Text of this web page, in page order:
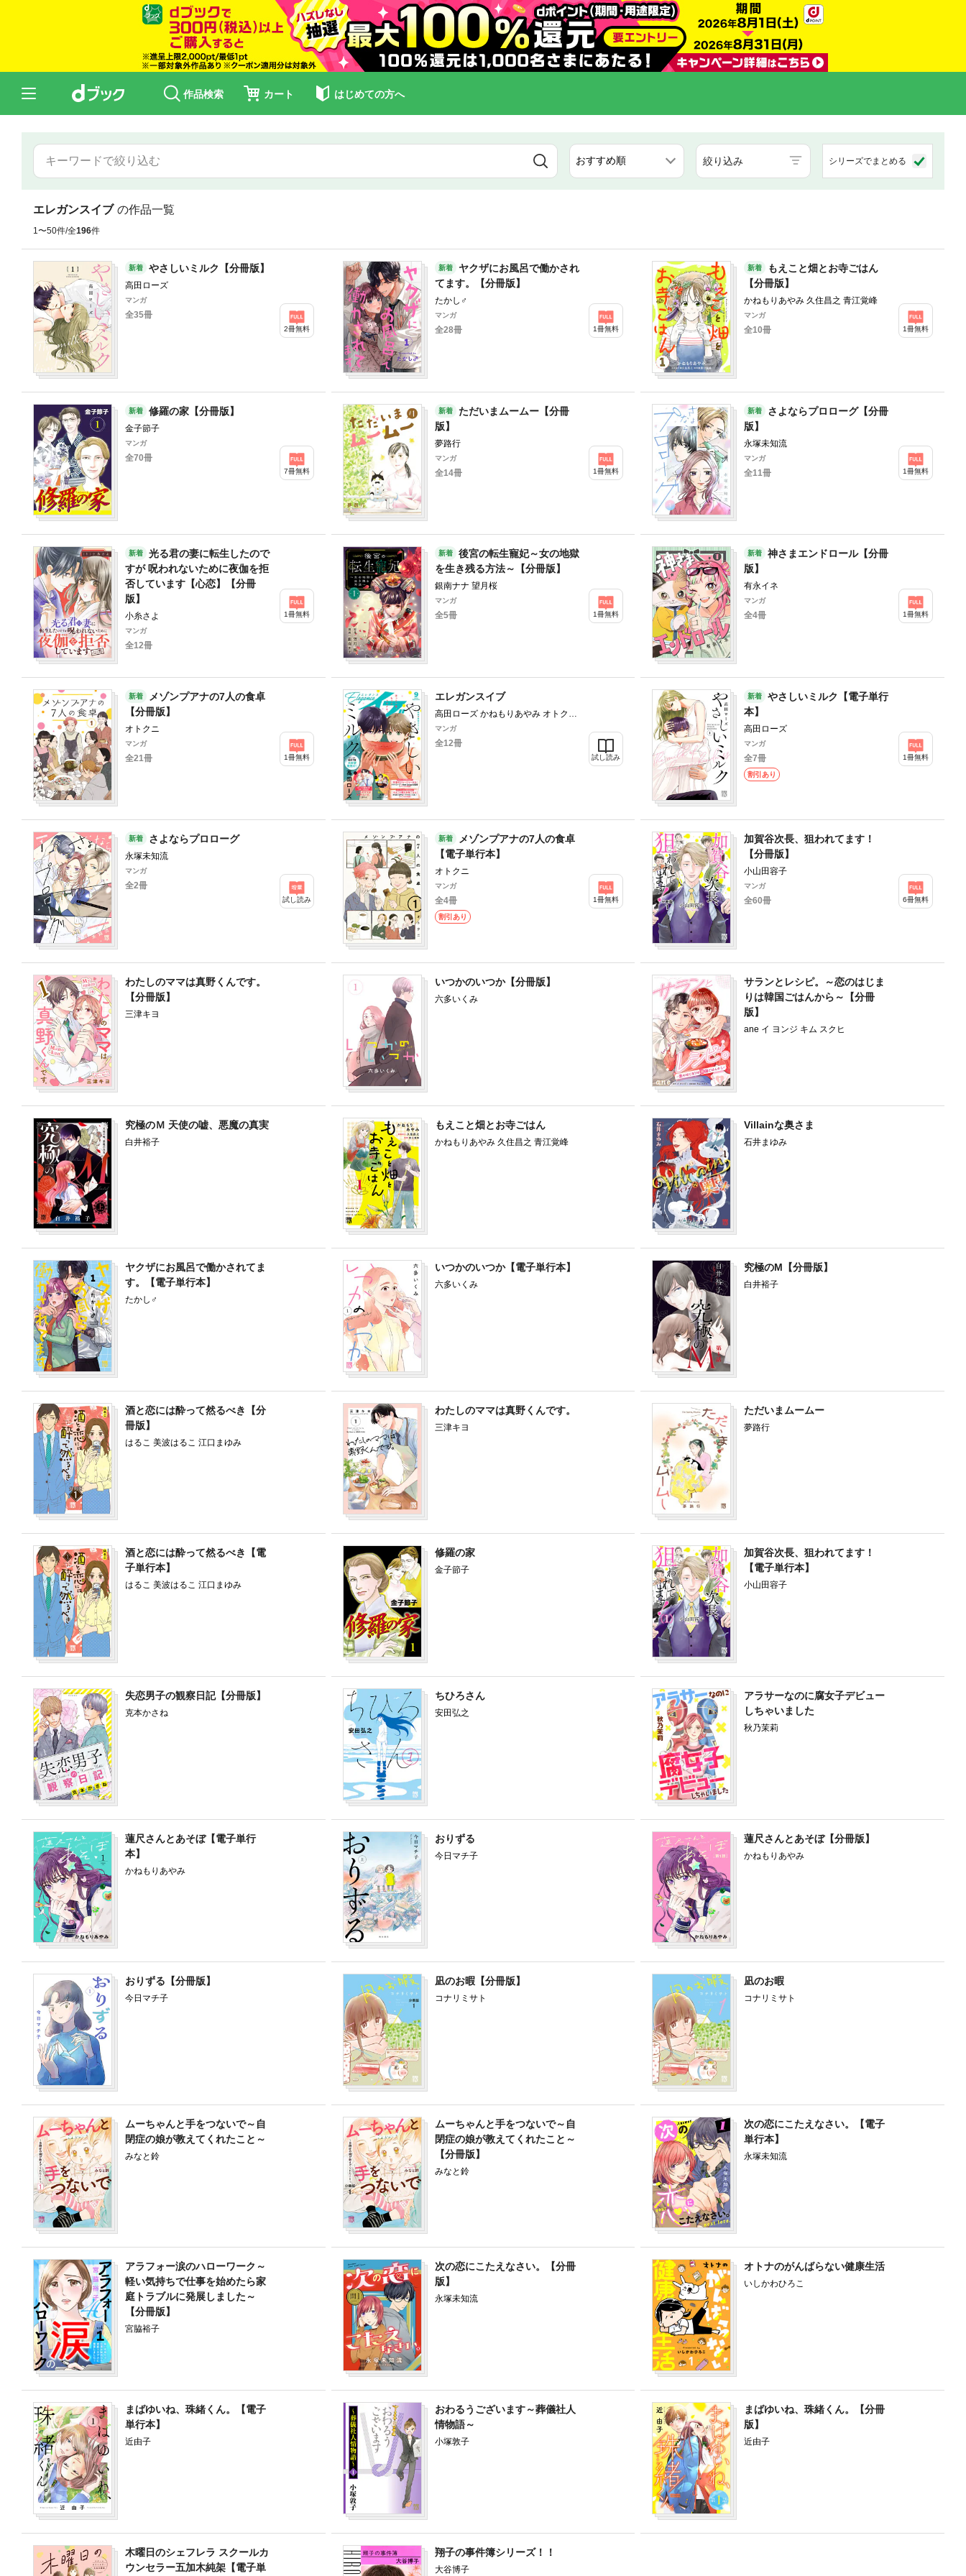
作品検索 カート はじめての方へ
絞り込み シリーズでまとめる
エレガンスイブ の作品一覧
1〜50件/全196件
新着 やさしいミルク【分冊版】
高田ローズ
マンガ
全35冊
2冊無料
新着
ヤクザにお風呂で働かされ
てます。【分冊版】
たかし♂
マンガ
全28冊 1冊無料
新着
もえこと畑とお寺ごはん
【分冊版】
かねもりあやみ 久住昌之 青江覚峰
マンガ
全10冊 1冊無料
新着 修羅の家【分冊版】
金子節子
マンガ
全70冊
7冊無料
新着
ただいまムームー【分冊
版】
夢路行
マンガ
全14冊 1冊無料
新着
さよならプロローグ【分冊
版】
永塚未知流
マンガ
全11冊 1冊無料
新着
光る君の妻に転生したので
すが 呪われないために夜伽を拒
否しています【心恋】【分冊
版】
小糸さよ
マンガ
全12冊
1冊無料
新着
後宮の転生寵妃～女の地獄
を生き残る方法～【分冊版】
銀南ナナ 望月桜
マンガ
全5冊 1冊無料
新着
神さまエンドロール【分冊
版】
有永イネ
マンガ
全4冊 1冊無料
新着
メゾンプアナの7人の食卓
【分冊版】
オトクニ
マンガ
全21冊 1冊無料
エレガンスイブ
高田ローズ かねもりあやみ オトクニ
いしかわひろこ 三津キヨ 増岡 たかし
♂ 有永イネ 小山田容子 ane 永塚未知
マンガ
全12冊
試し読み
新着
やさしいミルク【電子単行
本】
高田ローズ
マンガ
全7冊
割引あり
1冊無料
新着 さよならプロローグ
永塚未知流
マンガ
全2冊
試し読み
新着
メゾンプアナの7人の食卓
【電子単行本】
オトクニ
マンガ
全4冊
割引あり
1冊無料
加賀谷次長、狙われてます！
【分冊版】
小山田容子
マンガ
全60冊 6冊無料
わたしのママは真野くんです。
【分冊版】
三津キヨ
いつかのいつか【分冊版】
六多いくみ
サランとレシピ。～恋のはじま
りは韓国ごはんから～【分冊
版】
ane イ ヨンジ キム スクヒ
究極のＭ 天使の嘘、悪魔の真実
白井裕子
もえこと畑とお寺ごはん
かねもりあやみ 久住昌之 青江覚峰
Villainな奥さま
石井まゆみ
ヤクザにお風呂で働かされてま
す。【電子単行本】
たかし♂
いつかのいつか【電子単行本】
六多いくみ
究極のM【分冊版】
白井裕子
酒と恋には酔って然るべき【分
冊版】
はるこ 美波はるこ 江口まゆみ
わたしのママは真野くんです。
三津キヨ
ただいまムームー
夢路行
酒と恋には酔って然るべき【電
子単行本】
はるこ 美波はるこ 江口まゆみ
修羅の家
金子節子
加賀谷次長、狙われてます！
【電子単行本】
小山田容子
失恋男子の観察日記【分冊版】
克本かさね
ちひろさん
安田弘之
アラサーなのに腐女子デビュー
しちゃいました
秋乃茉莉
蓮尺さんとあそぼ【電子単行
本】
かねもりあやみ
おりずる
今日マチ子
蓮尺さんとあそぼ【分冊版】
かねもりあやみ
おりずる【分冊版】
今日マチ子
凪のお暇【分冊版】
コナリミサト
凪のお暇
コナリミサト
ムーちゃんと手をつないで～自
閉症の娘が教えてくれたこと～
みなと鈴
ムーちゃんと手をつないで～自
閉症の娘が教えてくれたこと～
【分冊版】
みなと鈴
次の恋にこたえなさい。【電子
単行本】
永塚未知流
アラフォー涙のハローワーク～
軽い気持ちで仕事を始めたら家
庭トラブルに発展しました～
【分冊版】
宮脇裕子
次の恋にこたえなさい。【分冊
版】
永塚未知流
オトナのがんばらない健康生活
いしかわひろこ
まばゆいね、珠緒くん。【電子
単行本】
近由子
おわるうございます～葬儀社人
情物語～
小塚敦子
まばゆいね、珠緒くん。【分冊
版】
近由子
木曜日のシェフレラ スクールカ
ウンセラー五加木純架【電子単
翔子の事件簿シリーズ！！
大谷博子